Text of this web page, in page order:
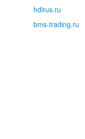
hdlrus.ru
bms-trading.ru